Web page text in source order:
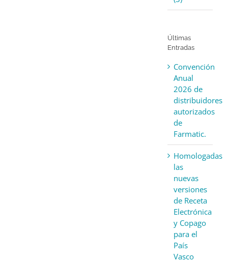
Últimas
Entradas
Convención
Anual
2026 de
distribuidores
autorizados
de
Farmatic.
Homologadas
las
nuevas
versiones
de Receta
Electrónica
y Copago
para el
País
Vasco